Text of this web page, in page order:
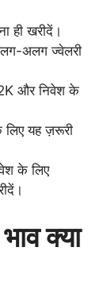
ही खरीदें।
अलग ज्वेलरी
और निवेश के
लिए यह ज़रूरी
के लिए
क्या